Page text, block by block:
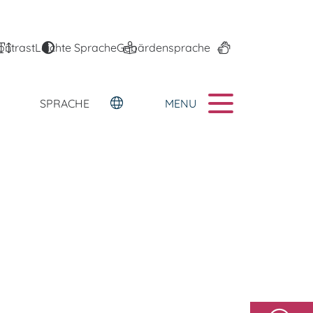
Leichte SpracheGebärdensprache
SPRACHE MENU